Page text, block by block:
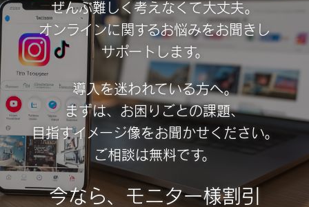
ぜんぶ難しく考えなくて大丈夫。
オンラインに関するお悩みをお聞きし
サポートします。
導入を迷われている方へ。
まずは、お困りごとの課題、
目指すイメージ像をお聞かせください。
ご相談は無料です。
今なら、モニター様割引